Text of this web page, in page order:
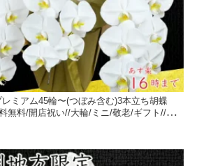
ミアム45輪〜(つぼみ含む)3本立ち胡蝶
無料/開店祝い//大輪/ミニ/敬老/ギフト//記
式 お歳暮株主総会はなやか正月